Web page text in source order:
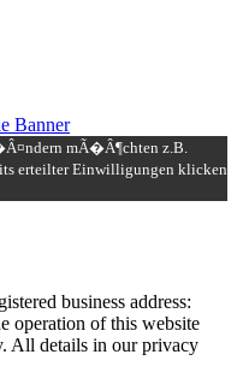
Banner
mÃ�Â¶chten z.B.
erteilter Einwilligungen klicken
business address:
operation of this website
All details in our privacy